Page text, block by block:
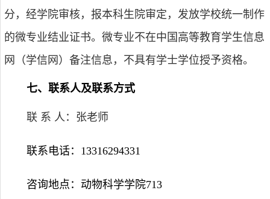
分，经学院审核，报本科生院审定，发放学校统一制作
的微专业结业证书。微专业不在中国高等教育学生信息
网（学信网）备注信息，不具有学士学位授予资格。
七、联系人及联系方式
联 系 人：张老师
联系电话： 13316294331
咨询地点：动物科学学院713